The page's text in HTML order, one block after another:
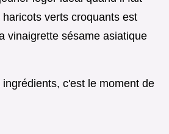
verts croquants est
vinaigrette sésame asiatique
c'est le moment de